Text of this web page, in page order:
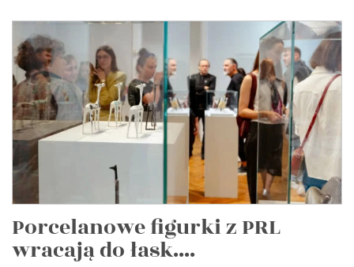
Porcelanowe figurki z PRL
wracają do łask....